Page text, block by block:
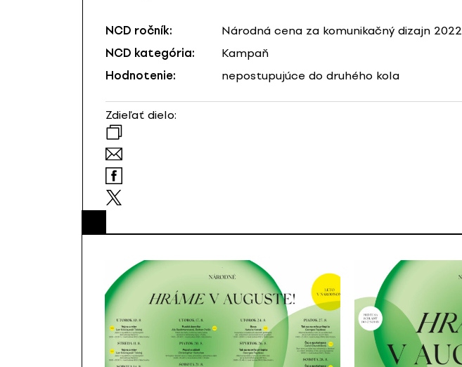
NCD ročník:
Národná cena za komunikačný dizajn 2022
NCD kategória:
Kampaň
Hodnotenie:
nepostupujúce do druhého kola
Zdieľať dielo: